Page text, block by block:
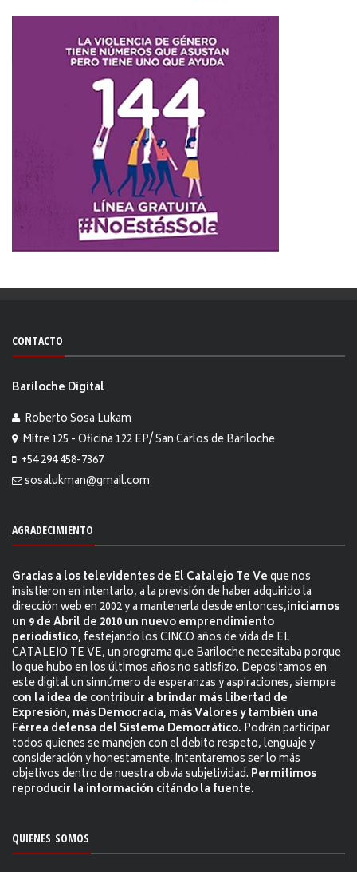
CONTACTO
Bariloche Digital
Roberto Sosa Lukam
Mitre 125 - Oficina 122 EP/ San Carlos de Bariloche
+54 294 458-7367
sosalukman@gmail.com
AGRADECIMIENTO
Gracias a los televidentes de El Catalejo Te Veque nos
insistieron en intentarlo, a la previsión de haber adquirido la
dirección web en 2002 y a mantenerla desde entonces,iniciamos
un 9 de Abril de 2010 un nuevo emprendimiento
periodístico, festejando los CINCO años de vida de EL
CATALEJO TE VE, un programa que Bariloche necesitaba porque
lo que hubo en los últimos años no satisfizo. Depositamos en
este digital un sinnúmero de esperanzas y aspiraciones, siempre
con la idea de contribuir a brindar más Libertad de
Expresión, más Democracia, más Valores y también una
Férrea defensa del Sistema Democrático. Podrán participar
todos quienes se manejen con el debito respeto, lenguaje y
consideración y honestamente, intentaremos ser lo más
objetivos dentro de nuestra obvia subjetividad. Permitimos
reproducir la información citándo la fuente.
QUIENES SOMOS